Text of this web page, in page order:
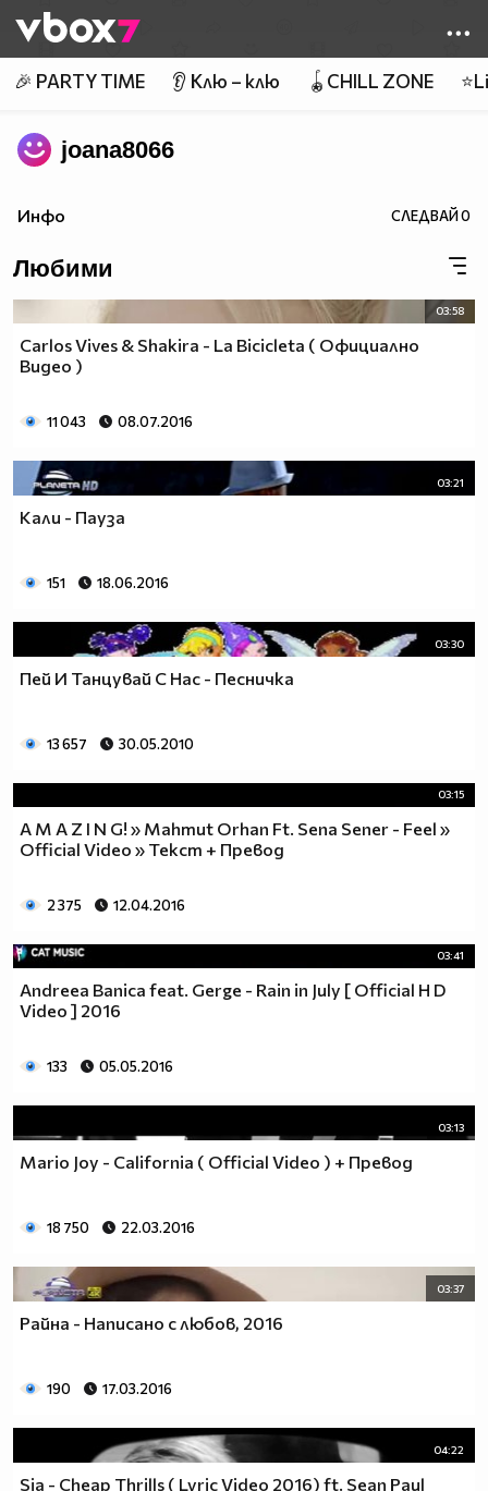
👾
🎉 PARTY TIME 👂 Клю – клю 🪀CHILL ZONE
joana8066
Инфо СЛЕДВАЙ0
Любими
03:58
Carlos Vives & Shakira - La Bicicleta ( Официално
Видео )
11 043 08.07.2016
03:21
Кали - Пауза
151 18.06.2016
03:30
Пей И Танцувай С Нас - Песничка
13 657 30.05.2010
03:15
A M A Z I N G! » Mahmut Orhan Ft. Sena Sener - Feel »
Official Video » Текст + Превод
2 375 12.04.2016
03:41
Andreea Banica feat. Gerge - Rain in July [ Official H D
Video ] 2016
133 05.05.2016
03:13
Mario Joy - California ( Official Video ) + Превод
18 750 22.03.2016
03:37
Райна - Написано с любов, 2016
190 17.03.2016
04:22
Sia - Cheap Thrills ( Lyric Video 2016) ft. Sean Paul